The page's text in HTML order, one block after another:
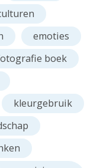
emoties
boek
kleurgebruik